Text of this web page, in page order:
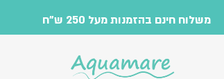
משלוח חינם בהזמנות מעל 250 ש"ח